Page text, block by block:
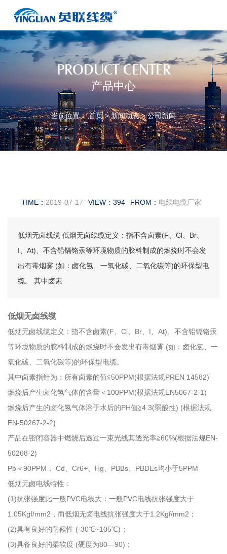
PRODUCT CENTER
产品中心
当前位置：首页>新闻动态>公司新闻
TIME： 2019-07-17 VIEW： 394 FROM： 电线电缆厂家
低烟无卤线缆 低烟无卤线缆定义：指不含卤素(F、Cl、Br、
I、At)、不含铅镉铬汞等环境物质的胶料制成的燃烧时不会发
出有毒烟雾 (如：卤化氢、一氧化碳、二氧化碳等)的环保型电
缆。 其中卤素
低烟无卤线缆
低烟无卤线缆定义：指不含卤素(F、Cl、Br、I、At)、不含铅镉铬汞
等环境物质的胶料制成的燃烧时不会发出有毒烟雾 (如：卤化氢、一
氧化碳、二氧化碳等)的环保型电缆。
其中卤素指针为：所有卤素的值≦50PPM(根据法规PREN 14582)
燃烧后产生卤化氢气体的含量＜100PPM(根据法规EN5067-2-1)
燃烧后产生的卤化氢气体溶于水后的PH值≧4.3(弱酸性) (根据法规
EN-50267-2-2)
产品在密闭容器中燃烧后透过一束光线其透光率≧60%(根据法规EN-
50268-2)
Pb＜90PPM， Cd、Cr6+、Hg、PBBs、PBDEs均小于5PPM
低烟无卤电线特性：
(1)抗张强度比一般PVC电线大：一般PVC电线抗张强度大于
1.05Kgf/mm2，而低烟无卤电线抗张强度大于1.2Kgf/mm2；
(2)具有良好的耐候性 (-30℃~105℃)；
(3)具备良好的柔软度 (硬度为80—90)；